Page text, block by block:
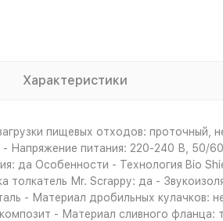
Характеристики
пищевых отходов:
питания: 220-240 В, 50/
да Особенности - Технология Bio
Мr. Scrappy: да -
- Материал дробильных кулачков:
- Материал сливного